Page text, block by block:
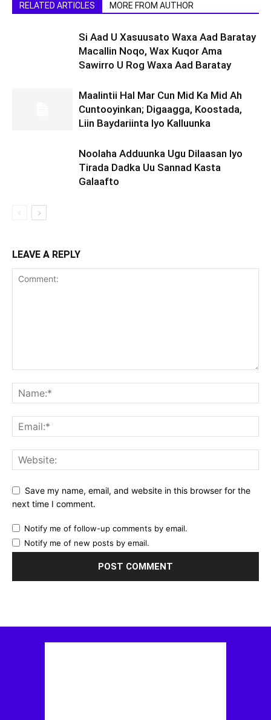
RELATED ARTICLES MORE FROM AUTHOR
Si Aad U Xasuusato Waxa Aad Baratay
Macallin Noqo, Wax Kuqor Ama
Sawirro U Rog Waxa Aad Baratay
Maalintii Hal Mar Cun Mid Ka Mid Ah
Cuntooyinkan; Digaagga, Koostada,
Liin Baydariinta Iyo Kalluunka
Noolaha Adduunka Ugu Dilaasan Iyo
Tirada Dadka Uu Sannad Kasta
Galaafto
LEAVE A REPLY
Save my name, email, and website in this browser for the
next time I comment.
Notify me of follow-up comments by email.
Notify me of new posts by email.